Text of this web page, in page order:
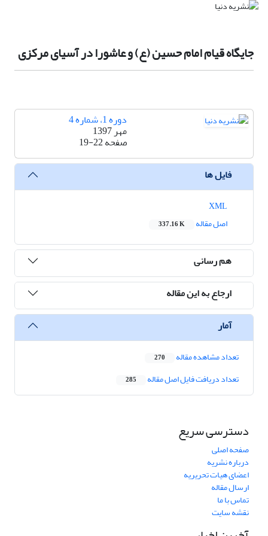
جایگاه قیام امام حسین (ع) و عاشورا در آسیای مرکزی
دوره 1، شماره 4
مهر 1397
صفحه19-22
فایل ها
اصل مقاله
337.16 K
هم رسانی
ارجاع به این مقاله
آمار
تعداد مشاهده مقاله 270
تعداد دریافت فایل اصل مقاله 285
دسترسی سریع
صفحه اصلی
درباره نشریه
اعضای هیات تحریریه
ارسال مقاله
تماس با ما
نقشه سایت